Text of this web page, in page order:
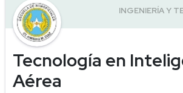
Tecnología en
Aérea